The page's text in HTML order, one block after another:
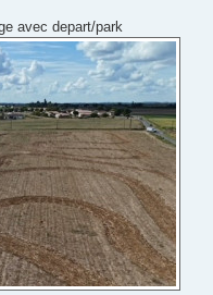
avec depart/park